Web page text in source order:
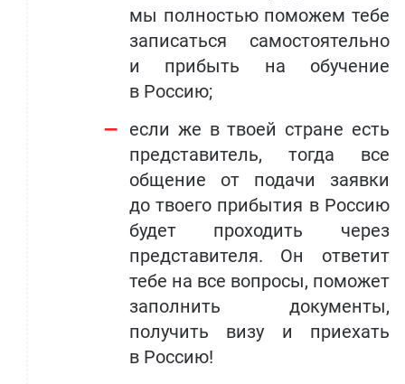
мы полностью поможем тебе
записаться самостоятельно
и прибыть на обучение
в Россию;
если же в твоей стране есть
представитель, тогда все
общение от подачи заявки
до твоего прибытия в Россию
будет проходить через
представителя. Он ответит
тебе на все вопросы, поможет
заполнить документы,
получить визу и приехать
в Россию!